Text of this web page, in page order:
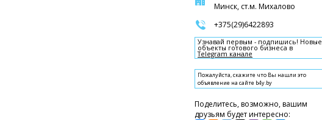
Минск, ст.м. Михалово
+375(29)6422893
Узнавай первым - подпишись! Новые
объекты готового бизнеса в
Telegram канале
Пожалуйста, скажите что Вы нашли это
объявление на сайте b4y.by
Поделитесь, возможно, вашим
друзьям будет интересно: